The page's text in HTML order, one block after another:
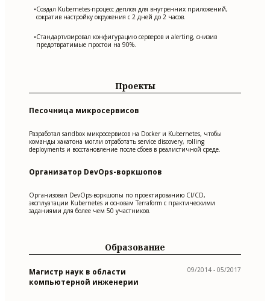
•Создал Kubernetes-процесс деплоя для внутренних приложений,
сократив настройку окружения с 2 дней до 2 часов.
•Стандартизировал конфигурацию серверов и alerting, снизив
предотвратимые простои на 90%.
Проекты
Песочница микросервисов
Разработал sandbox микросервисов на Docker и Kubernetes, чтобы
команды хакатона могли отработать service discovery, rolling
deployments и восстановление после сбоев в реалистичной среде.
Организатор DevOps-воркшопов
Организовал DevOps-воркшопы по проектированию CI/CD,
эксплуатации Kubernetes и основам Terraform с практическими
заданиями для более чем 50 участников.
Образование
Магистр наук в области
компьютерной инженерии
09/2014 - 05/2017